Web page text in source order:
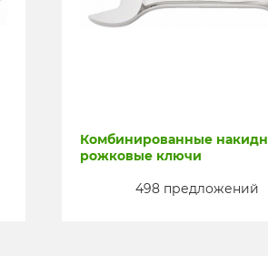
Комбинированные
рожковые ключи
498 предложений